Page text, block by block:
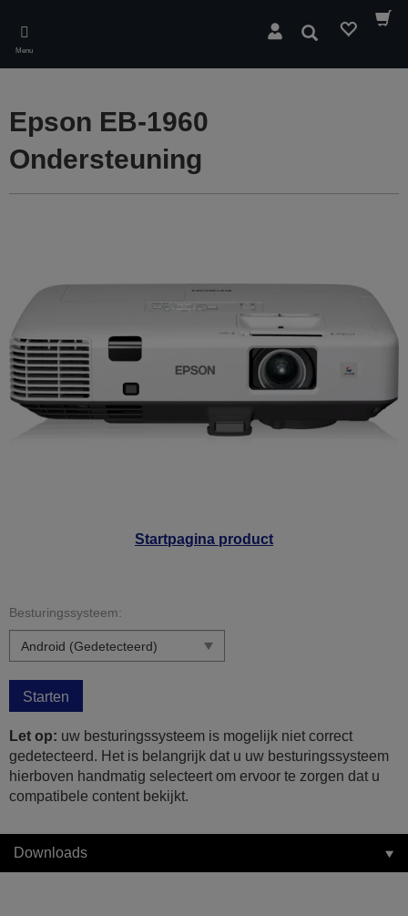
main
content
Menu
Zoeken
Startpagina product
Epson EB-1960
Ondersteuning
Besturingssysteem:
Starten
Let op: uw besturingssysteem is mogelijk niet correct
gedetecteerd. Het is belangrijk dat u uw besturingssysteem
hierboven handmatig selecteert om ervoor te zorgen dat u
compatibele content bekijkt.
Downloads